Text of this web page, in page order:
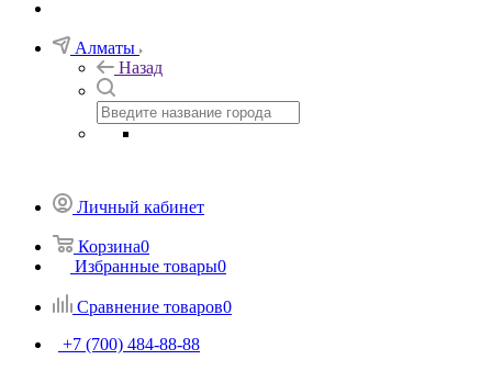
Алматы
Назад
Личный кабинет
Корзина0
Избранные товары0
Сравнение товаров0
+7 (700) 484-88-88